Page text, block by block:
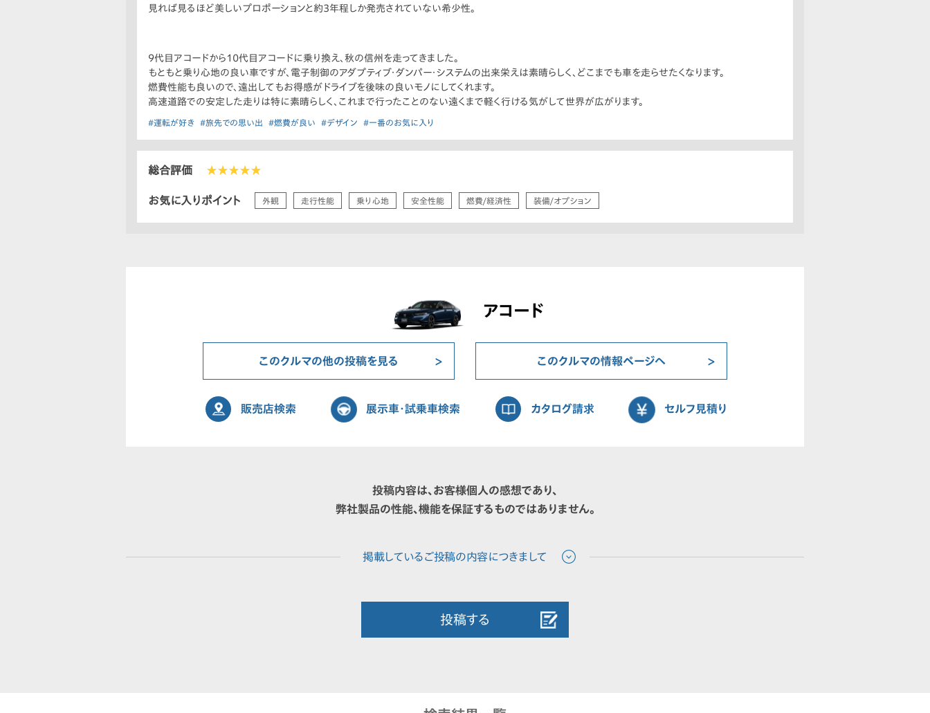
見れば見るほど美しいプロポーションと約3年程しか発売されていない希少性。
9代目アコードから10代目アコードに乗り換え、秋の信州を走ってきました。
もともと乗り心地の良い車ですが、電子制御のアダプティブ・ダンパー・システムの出来栄えは素晴らしく、どこまでも車を走らせたくなります。
燃費性能も良いので、遠出してもお得感がドライブを後味の良いモノにしてくれます。
高速道路での安定した走りは特に素晴らしく、これまで行ったことのない遠くまで軽く行ける気がして世界が広がります。
#運転が好き #旅先での思い出 #燃費が良い #デザイン #一番のお気に入り
総合評価 ★★★★★
お気に入りポイント 外観 走行性能 乗り心地 安全性能 燃費/経済性 装備/オプション
アコード
このクルマの他の投稿を見る このクルマの情報ページへ
販売店検索 展示車・試乗車検索 カタログ請求 セルフ見積り
投稿内容は、お客様個人の感想であり、
弊社製品の性能、機能を保証するものではありません。
投稿する